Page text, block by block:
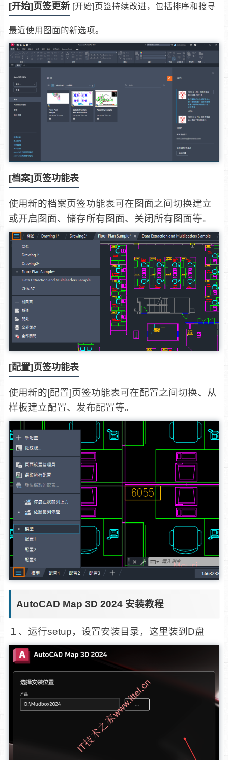
[开始]页签更新[开始]页签持续改进，包括排序和搜寻
最近使用图面的新选项。
[档案]页签功能表
使用新的档案页签功能表可在图面之间切换建立
或开启图面、储存所有图面、关闭所有图面等。
[配置]页签功能表
使用新的[配置]页签功能表可在配置之间切换、从
样板建立配置、发布配置等。
AutoCAD Map 3D 2024 安装教程
１、运行setup，设置安装目录，这里装到D盘